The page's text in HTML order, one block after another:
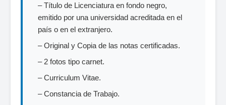
– Título de Licenciatura en fondo negro,
emitido por una universidad acreditada en el
país o en el extranjero.
– Original y Copia de las notas certificadas.
– 2 fotos tipo carnet.
– Curriculum Vitae.
– Constancia de Trabajo.